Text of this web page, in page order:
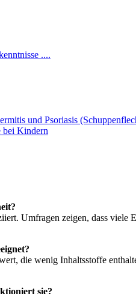
....
und Psoriasis
bei Kindern
Umfragen zeigen, dass
die wenig Inhaltsstoffe
sie?